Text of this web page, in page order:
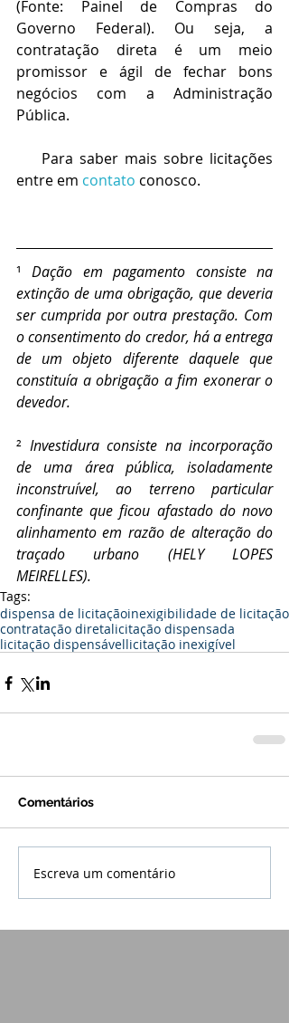
(Fonte: Painel de Compras do
Governo Federal). Ou seja, a
contratação direta é um meio
promissor e ágil de fechar bons
negócios com a Administração
Pública.
entre em contato conosco.
¹ Dação em pagamento consiste na
extinção de uma obrigação, que deveria
ser cumprida por outra prestação. Com
o consentimento do credor, há a entrega
de um objeto diferente daquele que
constituía a obrigação a fim exonerar o
devedor.
² Investidura consiste na incorporação
de uma área pública, isoladamente
inconstruível, ao terreno particular
confinante que ficou afastado do novo
alinhamento em razão de alteração do
traçado urbano (HELY LOPES
MEIRELLES).
Tags:
dispensa de licitaçãoinexigibilidade de licitação
contratação diretalicitação dispensada
licitação dispensávellicitação inexigível
Comentários
Escreva um comentário